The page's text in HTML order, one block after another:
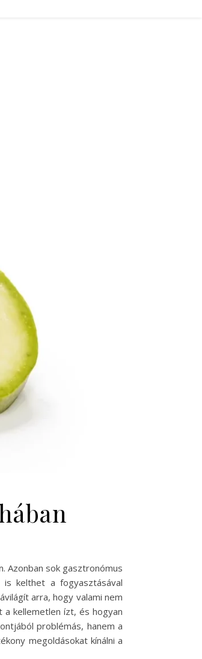
Azonban sok gasztronómus
kelthet a fogyasztásával
arra, hogy valami nem
kellemetlen ízt, és hogyan
problémás, hanem a
megoldásokat kínálni a